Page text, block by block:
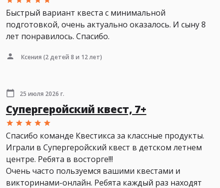
Быстрый вариант квеста с минимальной
подготовкой, очень актуально оказалось. И сыну 8
лет понравилось. Спасибо.
Ксения (2 детей 8 и 12 лет)
25 июля 2026 г.
Супергеройский квест, 7+
Спасибо команде Квестикса за классные продукты.
Играли в Супергеройский квест в детском летнем
центре. Ребята в восторге!!!
Очень часто пользуемся вашими квестами и
викторинами-онлайн. Ребята каждый раз находят